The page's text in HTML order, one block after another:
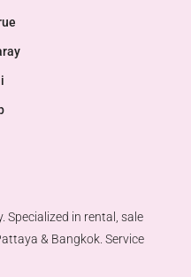
Specialized in rental, sale
& Bangkok. Service